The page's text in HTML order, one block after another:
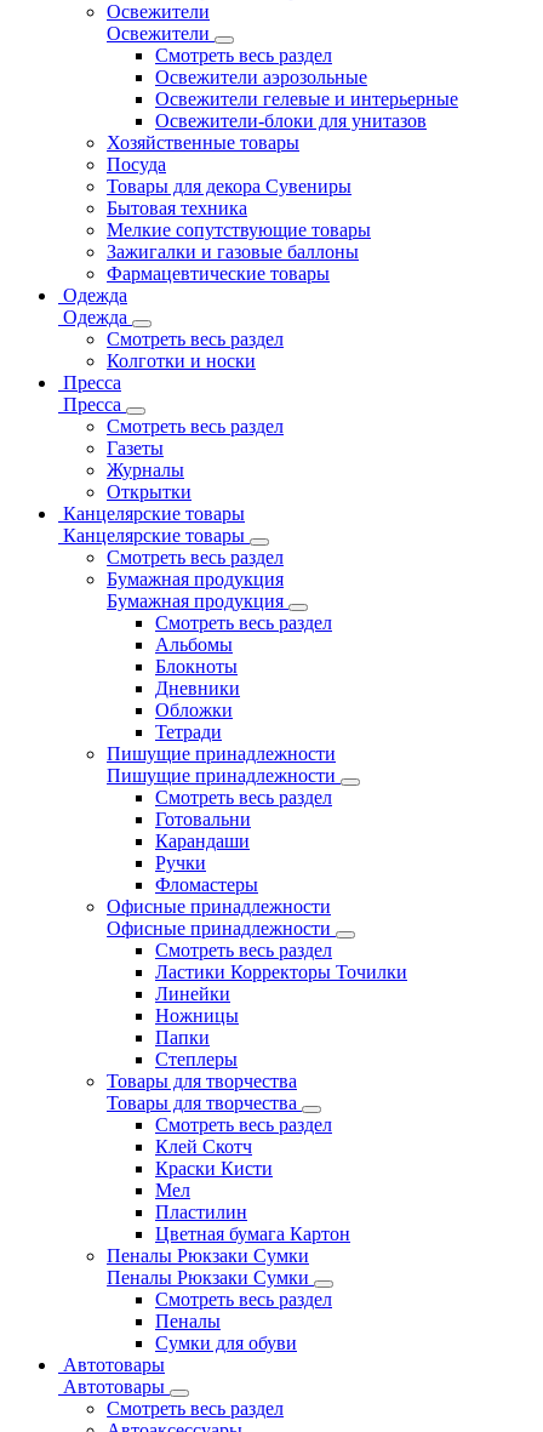
Освежители
Освежители
Смотреть весь раздел
Освежители аэрозольные
Освежители гелевые и интерьерные
Освежители-блоки для унитазов
Хозяйственные товары
Посуда
Товары для декора Сувениры
Бытовая техника
Мелкие сопутствующие товары
Зажигалки и газовые баллоны
Фармацевтические товары
Одежда
Одежда
Смотреть весь раздел
Колготки и носки
Пресса
Пресса
Смотреть весь раздел
Газеты
Журналы
Открытки
Канцелярские товары
Канцелярские товары
Смотреть весь раздел
Бумажная продукция
Бумажная продукция
Смотреть весь раздел
Альбомы
Блокноты
Дневники
Обложки
Тетради
Пишущие принадлежности
Пишущие принадлежности
Смотреть весь раздел
Готовальни
Карандаши
Ручки
Фломастеры
Офисные принадлежности
Офисные принадлежности
Смотреть весь раздел
Ластики Корректоры Точилки
Линейки
Ножницы
Папки
Степлеры
Товары для творчества
Товары для творчества
Смотреть весь раздел
Клей Скотч
Краски Кисти
Мел
Пластилин
Цветная бумага Картон
Пеналы Рюкзаки Сумки
Пеналы Рюкзаки Сумки
Смотреть весь раздел
Пеналы
Сумки для обуви
Автотовары
Автотовары
Смотреть весь раздел